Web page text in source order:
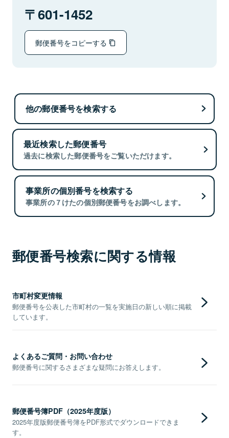
601-1452
郵便番号をコピーする
他の郵便番号を検索する
最近検索した郵便番号
過去に検索した郵便番号をご覧いただけます。
事業所の個別番号を検索する
事業所の７けたの個別郵便番号をお調べします。
郵便番号検索に関する情報
市町村変更情報
郵便番号を公表した市町村の一覧を実施日の新しい順に掲載
しています。
よくあるご質問・お問い合わせ
郵便番号に関するさまざまな疑問にお答えします。
郵便番号簿PDF（2025年度版）
2025年度版郵便番号簿をPDF形式でダウンロードできま
す。